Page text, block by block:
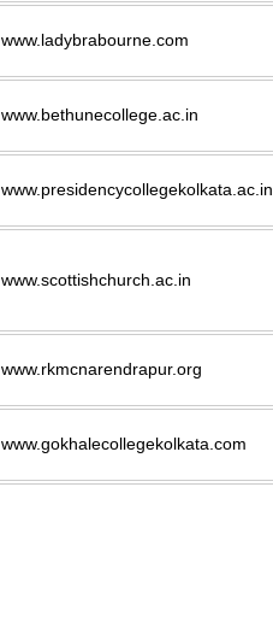
www.ladybrabourne.com
www.bethunecollege.ac.in
www.presidencycollegekolkata.ac.in
www.scottishchurch.ac.in
www.rkmcnarendrapur.org
www.gokhalecollegekolkata.com